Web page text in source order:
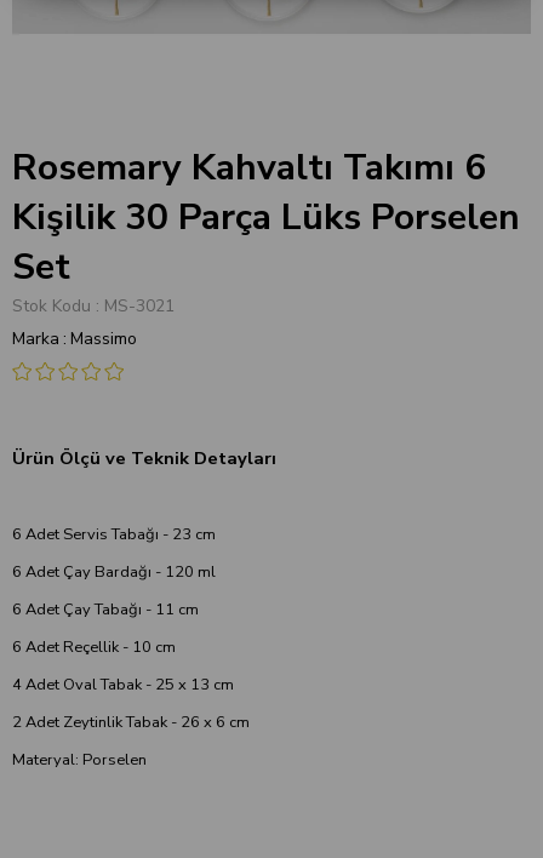
Rosemary Kahvaltı Takımı 6
Kişilik 30 Parça Lüks Porselen
Set
Stok Kodu
MS-3021
Marka : Massimo
Ürün Ölçü ve Teknik Detayları
6 Adet Servis Tabağı - 23 cm
6 Adet Çay Bardağı - 120 ml
6 Adet Çay Tabağı - 11 cm
6 Adet Reçellik - 10 cm
4 Adet Oval Tabak - 25 x 13 cm
2 Adet Zeytinlik Tabak - 26 x 6 cm
Materyal: Porselen